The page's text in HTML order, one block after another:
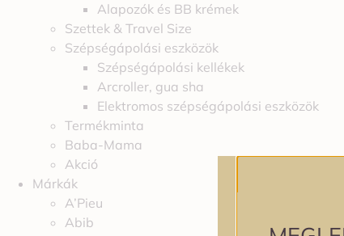
Alapozók és BB krémek
Szettek & Travel Size
Szépségápolási eszközök
Szépségápolási kellékek
Arcroller, gua sha
Elektromos szépségápolási eszközök
Termékminta
Baba-Mama
Akció
Márkák
A’Pieu
Abib